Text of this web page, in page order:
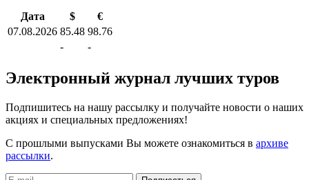
Дата $
€
07.08.2026 85.48 98.76
-
-
Электронный журнал лучших туров
Подпишитесь на нашу рассылку и получайте новости о наших
акциях и специальных предложениях!
С прошлыми выпусками Вы можете ознакомиться в архиве
рассылки.